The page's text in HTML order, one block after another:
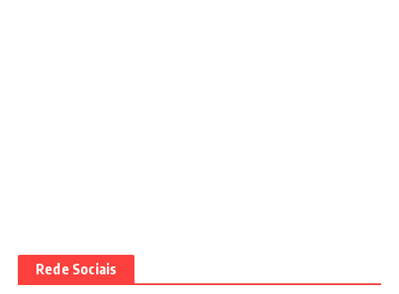
Rede Sociais